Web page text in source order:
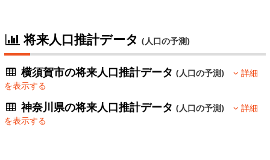
将来人口推計データ (人口の予測)
横須賀市の将来人口推計データ(人口の予測)
詳細
を表示する
神奈川県の将来人口推計データ(人口の予測)
詳細
を表示する